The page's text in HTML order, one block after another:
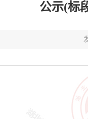
公示(标